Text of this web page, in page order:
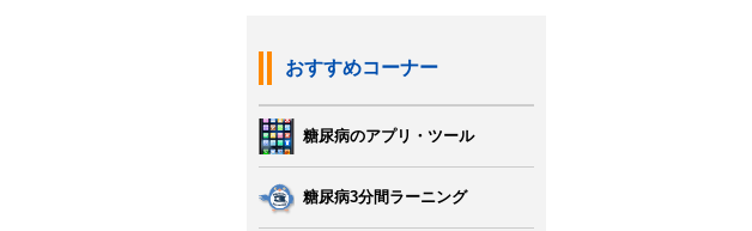
おすすめコーナー
糖尿病のアプリ・ツール
糖尿病3分間ラーニング